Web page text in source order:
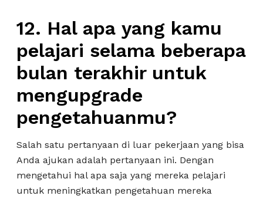
12. Hal apa yang kamu
pelajari selama beberapa
bulan terakhir untuk
mengupgrade
pengetahuanmu?
Salah satu pertanyaan di luar pekerjaan yang bisa
Anda ajukan adalah pertanyaan ini. Dengan
mengetahui hal apa saja yang mereka pelajari
untuk meningkatkan pengetahuan mereka